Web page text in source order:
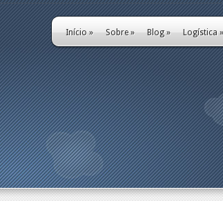
Início » Sobre» Blog» Logística »